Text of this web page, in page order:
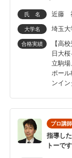
氏 名 近藤
大学名 埼玉大
合格実績
【高
日大
立駒
ポール
ンイ
プロ講師
指導し
トーです